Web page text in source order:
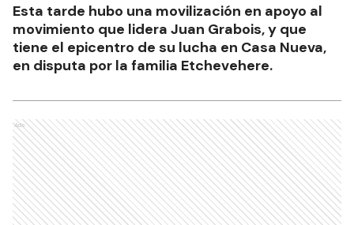
Esta tarde hubo una movilización en apoyo al
movimiento que lidera Juan Grabois, y que
tiene el epicentro de su lucha en Casa Nueva,
en disputa por la familia Etchevehere.
Ads